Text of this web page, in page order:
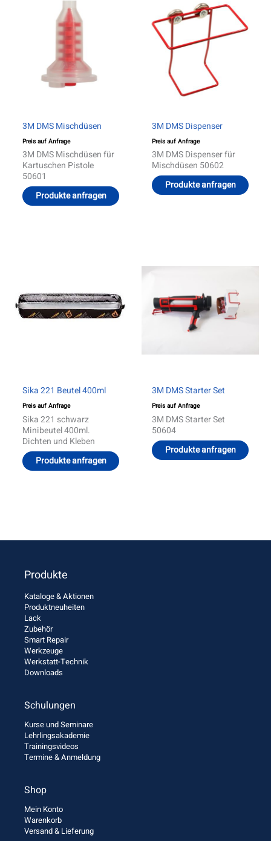
3M DMS Mischdüsen
Preis auf Anfrage
3M DMS Mischdüsen für
Kartuschen Pistole
50601
Produkte anfragen
3M DMS Dispenser
Preis auf Anfrage
3M DMS Dispenser für
Mischdüsen 50602
Produkte anfragen
Sika 221 Beutel 400ml
Preis auf Anfrage
Sika 221 schwarz
Minibeutel 400ml.
Dichten und Kleben
Produkte anfragen
auf.
Die
3M DMS Starter Set
Preis auf Anfrage
3M DMS Starter Set
50604
Produkte anfragen
Produkte
Kataloge & Aktionen
Produktneuheiten
Lack
Zubehör
Smart Repair
Werkzeuge
Werkstatt-Technik
Downloads
Schulungen
Kurse und Seminare
Lehrlingsakademie
Trainingsvideos
Termine & Anmeldung
Shop
Mein Konto
Warenkorb
Versand & Lieferung